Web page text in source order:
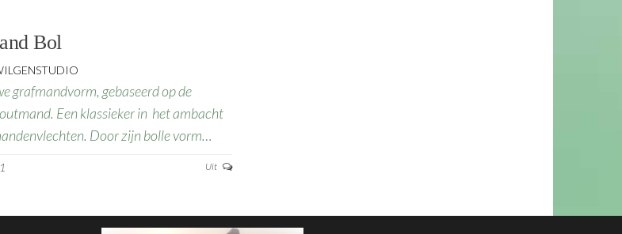
Bol
grafmandvorm, gebaseerd op de
Een klassieker in het ambacht
Door zijn bolle vorm…
Uit